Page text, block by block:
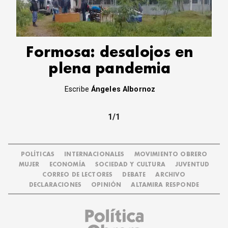
CORREO DE LECTORES
DEBATE
ARCHIVO
DECLARACIONES
OPINIÓN
ALTAMIRA RESPONDE
Política Obrera Revista
Formosa: desalojos en
plena pandemia
Escribe Ángeles Albornoz
1/1
POLÍTICAS INTERNACIONALES
MOVIMIENTO OBRERO
MUJER
ECONOMÍA SOCIEDAD Y CULTURA
JUVENTUD
CORREO DE LECTORES
DEBATE
ARCHIVO
DECLARACIONES
OPINIÓN ALTAMIRA RESPONDE